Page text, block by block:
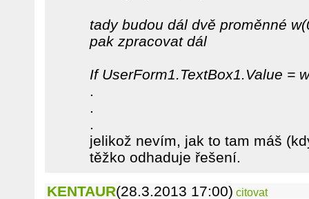
tady budou dál dvě proměnné
pak zpracovat dál
If UserForm1.TextBox1.Value =
.
.
.
jelikož nevím, jak to tam máš
těžko odhaduje řešení.
KENTAUR(28.3.2013 17:00) citovat